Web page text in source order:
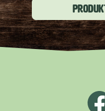
die sich mit einer
schwärmt der
Plant Cut aber die
Einfachheit: In der
leicht zuzubereiten